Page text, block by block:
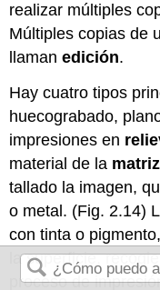
realizar múltiples
Múltiples copias de
llamanedición.
Hay cuatro tipos
huecograbado,
impresiones en
material de la matriz
tallado la imagen,
o metal. (Fig. 2.14)
con tinta o
la superficie,
proceso de